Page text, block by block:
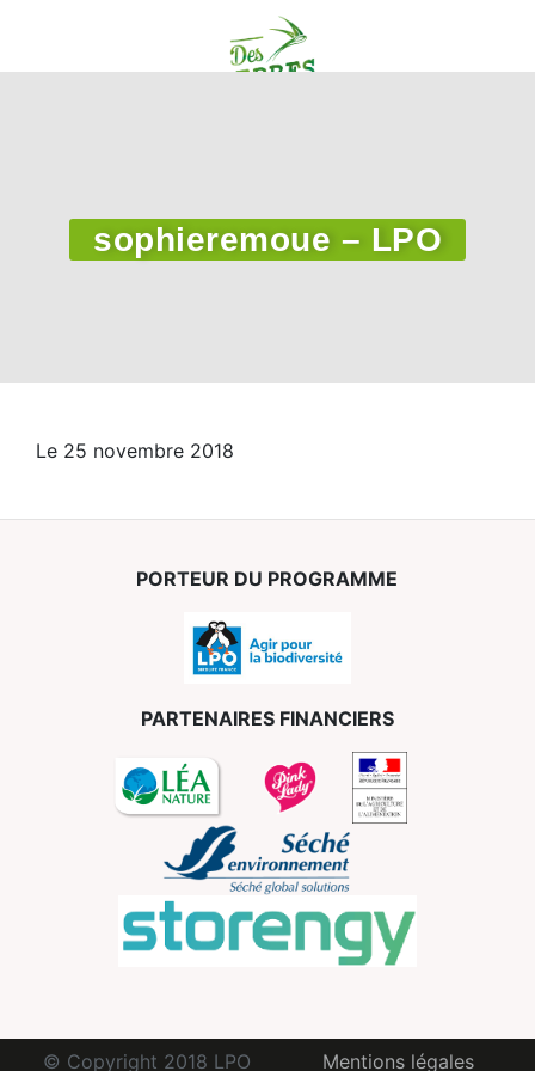
sophieremoue – LPO
Le 25 novembre 2018
PORTEUR DU PROGRAMME
PARTENAIRES FINANCIERS
© Copyright 2018 LPO Mentions légales